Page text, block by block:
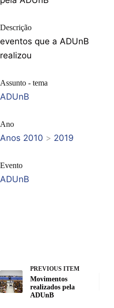
Descrição
eventos que a ADUnB
realizou
Assunto - tema
ADUnB
Ano
Anos 2010 > 2019
Evento
ADUnB
PREVIOUS ITEM
Movimentos
realizados pela
ADUnB